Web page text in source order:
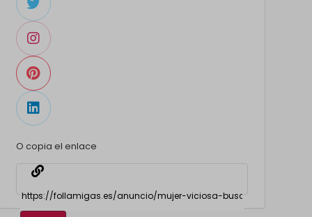
O copia el enlace